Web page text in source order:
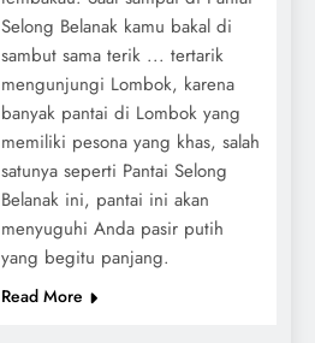
Selong Belanak kamu bakal di
sambut sama terik ... tertarik
mengunjungi Lombok, karena
banyak pantai di Lombok yang
memiliki pesona yang khas, salah
satunya seperti Pantai Selong
Belanak ini, pantai ini akan
menyuguhi Anda pasir putih
yang begitu panjang.
Read More